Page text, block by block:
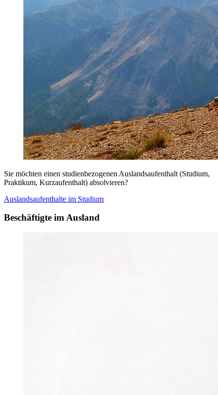
Sie möchten einen studienbezogenen Auslandsaufenthalt (Studium,
Praktikum, Kurzaufenthalt) absolvieren?
Auslandsaufenthalte im Studium
Beschäftigte im Ausland